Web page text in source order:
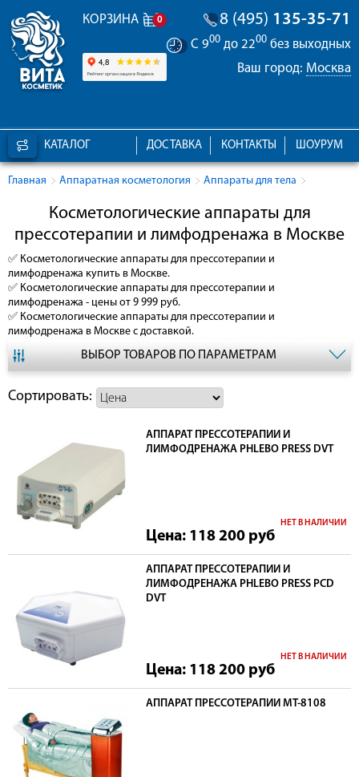
КОРЗИНА 0 8 (495) 135-35-71
С 900 до 2200 без выходных
Ваш город: Москва
КАТАЛОГ ШОУРУМ
КОНТАКТЫ
ДОСТАВКА
Главная Аппаратная косметология Аппараты для тела
Косметологические аппараты для
прессотерапии и лимфодренажа в Москве
✅ Косметологические аппараты для прессотерапии и
лимфодренажа купить в Москве.
✅ Косметологические аппараты для прессотерапии и
лимфодренажа - цены от 9 999 руб.
✅ Косметологические аппараты для прессотерапии и
лимфодренажа в Москве с доставкой.
ВЫБОР ТОВАРОВ ПО ПАРАМЕТРАМ
Сортировать:
АППАРАТ ПРЕССОТЕРАПИИ И
ЛИМФОДРЕНАЖА PHLEBO PRESS DVT
Цена: 118 200 руб
НЕТ В НАЛИЧИИ
АППАРАТ ПРЕССОТЕРАПИИ И
ЛИМФОДРЕНАЖА PHLEBO PRESS PCD
DVT
Цена: 118 200 руб
НЕТ В НАЛИЧИИ
АППАРАТ ПРЕССОТЕРАПИИ MT-8108